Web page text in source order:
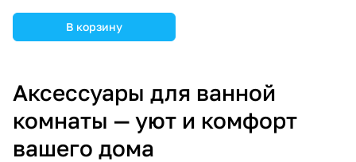
В корзину
Аксессуары для ванной
комнаты — уют и комфорт
вашего дома